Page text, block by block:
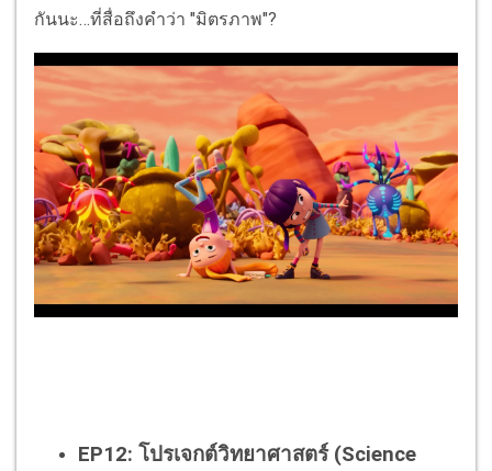
กันนะ…ที่สื่อถึงคำว่า "มิตรภาพ"?
EP12: โปรเจกต์วิทยาศาสตร์(Science